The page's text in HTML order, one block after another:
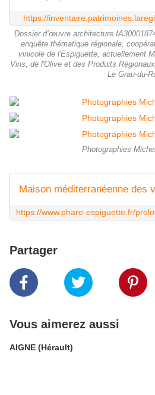
https://
Dossier d’œuvre architecture
enquête thématique régionale,
vinicole de l'Espiguette, actuellement
Vins, de l'Olive et des Produits
Le Grau-du-
Photographies
Partager
Vous aimerez aussi
AIGNE (Hérault)